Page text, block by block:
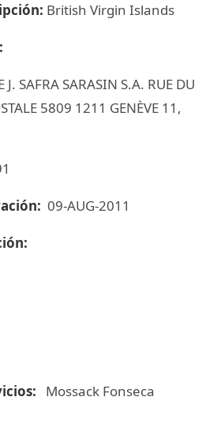
British Virgin Islands
J. SAFRA SARASIN S.A. RUE DU
5809 1211 GENÈVE 11,
09-AUG-2011
Mossack Fonseca